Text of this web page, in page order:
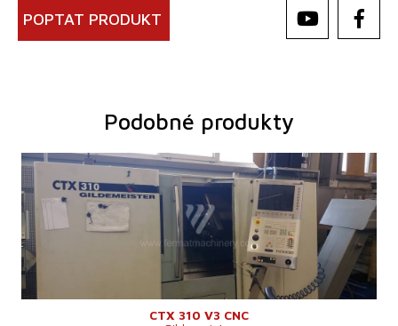
POPTAT PRODUKT
Podobné produkty
Rok výroby:
2005
Řídící systém
ano
Řídící systém Siemens
Sinumerik 840 D
Točný průměr
365 mm
Točná délka
450 mm
Šikmé lože
ano
Y osa
Vrtání vřetene
60 mm
ne
CTX 310 V3 CNC